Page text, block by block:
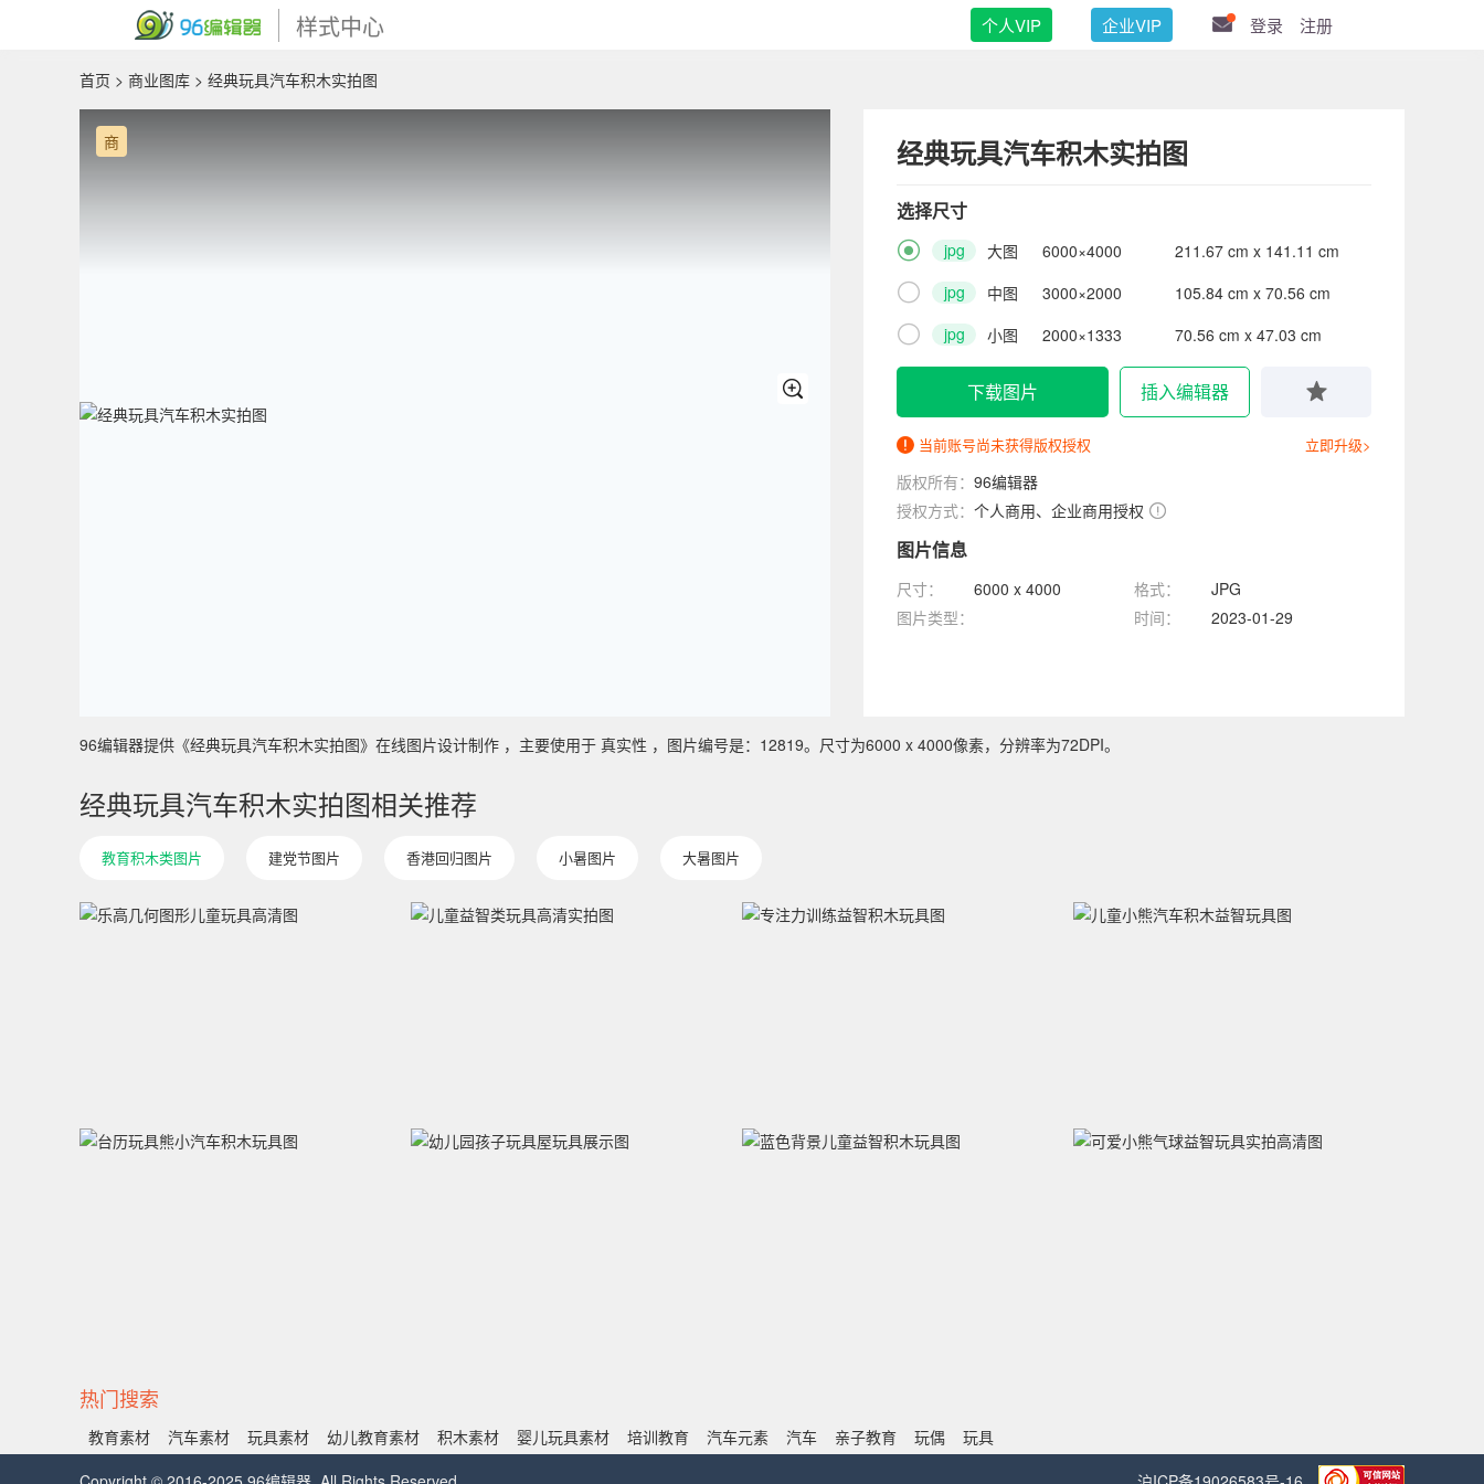
样式中心 个人VIP 企业VIP 登录 注册
首页 > 商业图库 > 经典玩具汽车积木实拍图
商 经典玩具汽车积木实拍图
选择尺寸
 jpg 大图 6000×4000 211.67 cm x 141.11 cm
 jpg 中图 3000×2000 105.84 cm x 70.56 cm
 jpg 小图 2000×1333 70.56 cm x 47.03 cm
下载图片 插入编辑器
当前账号尚未获得版权授权 立即升级>
版权所有： 96编辑器
授权方式： 个人商用、企业商用授权
图片信息
尺寸： 6000 x 4000 格式：
JPG
图片类型：
时间： 2023-01-29
96编辑器提供《经典玩具汽车积木实拍图》在线图片设计制作 ，主要使用于 真实性 ，图片编号是：12819。尺寸为6000 x 4000像素，分辨率为72DPI。
经典玩具汽车积木实拍图相关推荐
教育积木类图片 建党节图片 香港回归图片 小暑图片 大暑图片
热门搜索
教育素材 汽车素材 玩具素材 幼儿教育素材 积木素材 婴儿玩具素材 培训教育 汽车元素 汽车 亲子教育 玩偶
玩具